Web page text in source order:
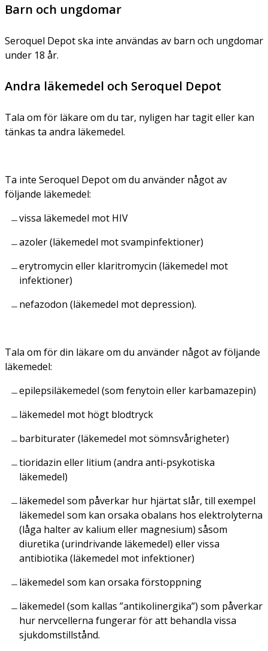
Barn och ungdomar
Seroquel Depot ska inte användas av barn och ungdomar
under 18 år.
Andra läkemedel och Seroquel Depot
Tala om för läkare om du tar, nyligen har tagit eller kan
tänkas ta andra läkemedel.
Ta inte Seroquel Depot om du använder något av
följande läkemedel:
vissa läkemedel mot HIV
azoler (läkemedel mot svampinfektioner)
erytromycin eller klaritromycin (läkemedel mot
infektioner)
nefazodon (läkemedel mot depression).
Tala om för din läkare om du använder något av följande
läkemedel:
epilepsiläkemedel (som fenytoin eller karbamazepin)
läkemedel mot högt blodtryck
barbiturater (läkemedel mot sömnsvårigheter)
tioridazin eller litium (andra anti-psykotiska
läkemedel)
läkemedel som påverkar hur hjärtat slår, till exempel
läkemedel som kan orsaka obalans hos elektrolyterna
(låga halter av kalium eller magnesium) såsom
diuretika (urindrivande läkemedel) eller vissa
antibiotika (läkemedel mot infektioner)
läkemedel som kan orsaka förstoppning
läkemedel (som kallas ”antikolinergika”) som påverkar
hur nervcellerna fungerar för att behandla vissa
sjukdomstillstånd.